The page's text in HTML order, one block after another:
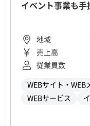
イベント事業も手
地域
売上高
従業員数
WEBサイト・WEB
WEBサービス